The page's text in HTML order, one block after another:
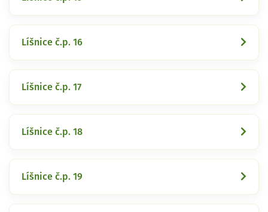
Líšnice č.p. 16
Líšnice č.p. 17
Líšnice č.p. 18
Líšnice č.p. 19